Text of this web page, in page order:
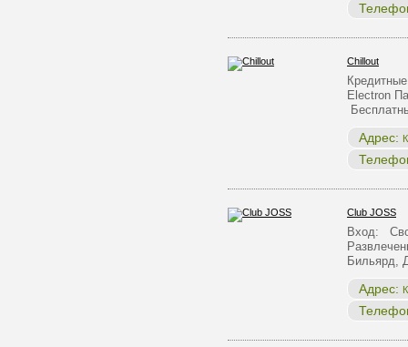
Chillout
Electron
Адрес:
Club JOSS
Вход:
Бильярд,
Адрес: